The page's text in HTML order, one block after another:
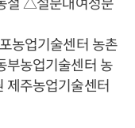
농업기술센터 농촌
농업기술센터 농
주농업기술센터